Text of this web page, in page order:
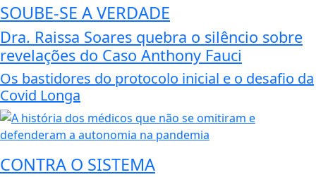
SOUBE-SE A VERDADE
Dra. Raissa Soares quebra o silêncio sobre
revelações do Caso Anthony Fauci
Os bastidores do protocolo inicial e o desafio da
Covid Longa
CONTRA O SISTEMA